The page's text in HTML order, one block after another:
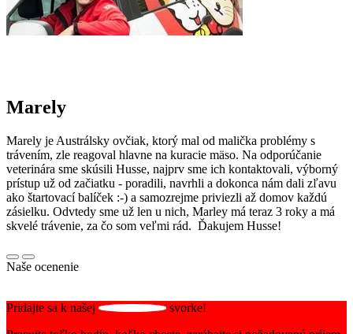
Marely
Marely je Austrálsky ovčiak, ktorý mal od malička problémy s
trávením, zle reagoval hlavne na kuracie mäso. Na odporúčanie
veterinára sme skúsili Husse, najprv sme ich kontaktovali, výborný
prístup už od začiatku - poradili, navrhli a dokonca nám dali zľavu
ako štartovací balíček :-) a samozrejme priviezli až domov každú
zásielku. Odvtedy sme už len u nich, Marley má teraz 3 roky a má
skvelé trávenie, za čo som veľmi rád. Ďakujem Husse!
Naše ocenenie
Pridajte sa k našej
svorke!